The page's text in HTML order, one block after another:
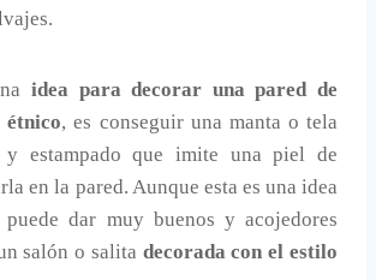
idea para decorar una pared de
, es conseguir una manta o tela
estampado que imite una piel de
en la pared. Aunque esta es una idea
dar muy buenos y acojedores
salón o salita decorada con el estilo